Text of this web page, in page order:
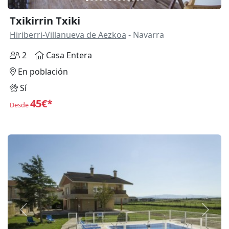
Txikirrin Txiki
Hiriberri-Villanueva de Aezkoa - Navarra
2
Casa Entera
En población
Sí
Desde45€*
Anterior